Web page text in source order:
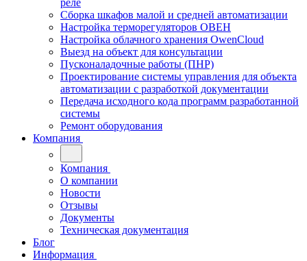
реле
Сборка шкафов малой и средней автоматизации
Настройка терморегуляторов ОВЕН
Настройка облачного хранения OwenCloud
Выезд на объект для консультации
Пусконаладочные работы (ПНР)
Проектирование системы управления для объекта
автоматизации с разработкой документации
Передача исходного кода программ разработанной
системы
Ремонт оборудования
Компания
Компания
О компании
Новости
Отзывы
Документы
Техническая документация
Блог
Информация